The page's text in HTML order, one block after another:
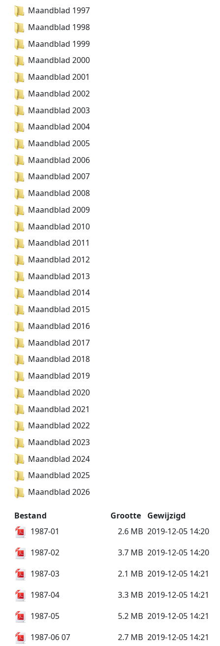
Maandblad 1997
Maandblad 1998
Maandblad 1999
Maandblad 2000
Maandblad 2001
Maandblad 2002
Maandblad 2003
Maandblad 2004
Maandblad 2005
Maandblad 2006
Maandblad 2007
Maandblad 2008
Maandblad 2009
Maandblad 2010
Maandblad 2011
Maandblad 2012
Maandblad 2013
Maandblad 2014
Maandblad 2015
Maandblad 2016
Maandblad 2017
Maandblad 2018
Maandblad 2019
Maandblad 2020
Maandblad 2021
Maandblad 2022
Maandblad 2023
Maandblad 2024
Maandblad 2025
Maandblad 2026
Bestand Grootte
Gewijzigd
1987-01
2.6 MB 2019-12-05 14:20
1987-02
3.7 MB 2019-12-05 14:20
1987-03
2.1 MB 2019-12-05 14:21
1987-04
3.3 MB 2019-12-05 14:21
1987-05
5.2 MB 2019-12-05 14:21
1987-06 07
2.7 MB 2019-12-05 14:21